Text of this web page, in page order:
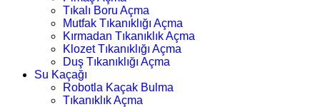
Tıkalı Boru Açma
Mutfak Tıkanıklığı Açma
Kırmadan Tıkanıklık Açma
Klozet Tıkanıklığı Açma
Duş Tıkanıklığı Açma
Su Kaçağı
Robotla Kaçak Bulma
Tıkanıklık Açma